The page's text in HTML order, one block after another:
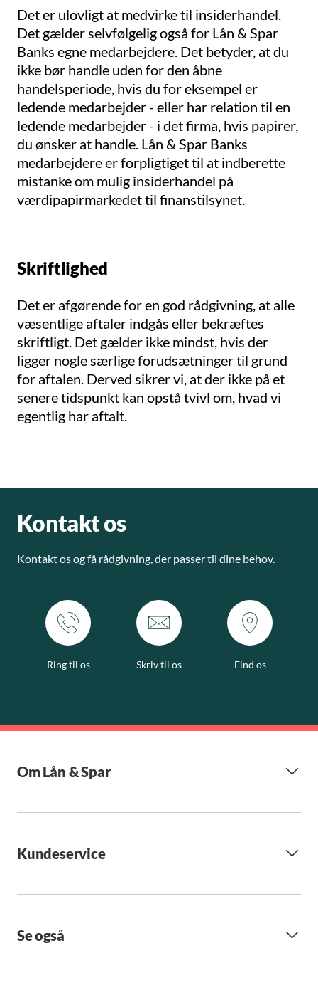
Det er ulovligt at medvirke til insiderhandel.
Det gælder selvfølgelig også for Lån & Spar
Banks egne medarbejdere. Det betyder, at du
ikke bør handle uden for den åbne
handelsperiode, hvis du for eksempel er
ledende medarbejder - eller har relation til en
ledende medarbejder - i det firma, hvis papirer,
du ønsker at handle. Lån & Spar Banks
medarbejdere er forpligtiget til at indberette
mistanke om mulig insiderhandel på
værdipapirmarkedet til finanstilsynet.
Skriftlighed
Det er afgørende for en god rådgivning, at alle
væsentlige aftaler indgås eller bekræftes
skriftligt. Det gælder ikke mindst, hvis der
ligger nogle særlige forudsætninger til grund
for aftalen. Derved sikrer vi, at der ikke på et
senere tidspunkt kan opstå tvivl om, hvad vi
egentlig har aftalt.
Kontakt os
Kontakt os og få rådgivning, der passer til dine behov.
Ring til os Skriv til os Find os
Om Lån & Spar
Kundeservice
Se også